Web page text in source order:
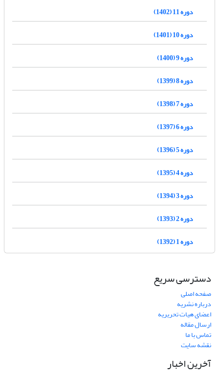
دوره 11 (1402)
دوره 10 (1401)
دوره 9 (1400)
دوره 8 (1399)
دوره 7 (1398)
دوره 6 (1397)
دوره 5 (1396)
دوره 4 (1395)
دوره 3 (1394)
دوره 2 (1393)
دوره 1 (1392)
دسترسی سریع
صفحه اصلی
درباره نشریه
اعضای هیات تحریریه
ارسال مقاله
تماس با ما
نقشه سایت
آخرین اخبار